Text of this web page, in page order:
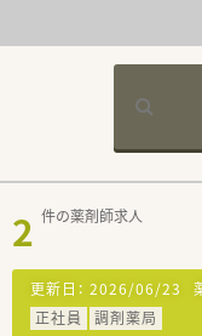
2 件の薬剤師求人
更新日： 2026/06/23
正社員
調剤薬局